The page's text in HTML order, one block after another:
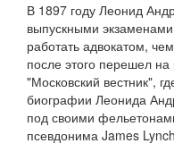
В 1897 году Леонид
выпускными
работать адвокатом,
после этого перешел на
"Московский вестник",
биографии Леонида
под своими
псевдонима James